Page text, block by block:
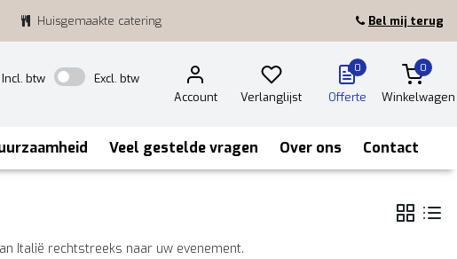
Huisgemaakte catering Bel mij terug
Incl. btw
Excl. btw
Account
Verlanglijst
0
Offerte
0
Winkelwagen
Veel gestelde vragen Over ons Contact
Italië rechtstreeks naar uw evenement.